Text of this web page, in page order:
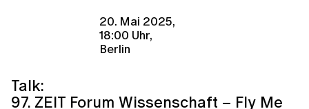
20. Mai 2025,
18:00 Uhr,
Berlin
Talk:
97. ZEIT Forum Wissenschaft – Fly Me